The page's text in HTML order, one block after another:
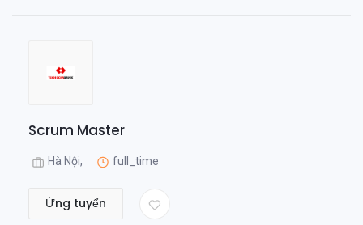
Scrum Master
Hà Nội, full_time
Ứng tuyển